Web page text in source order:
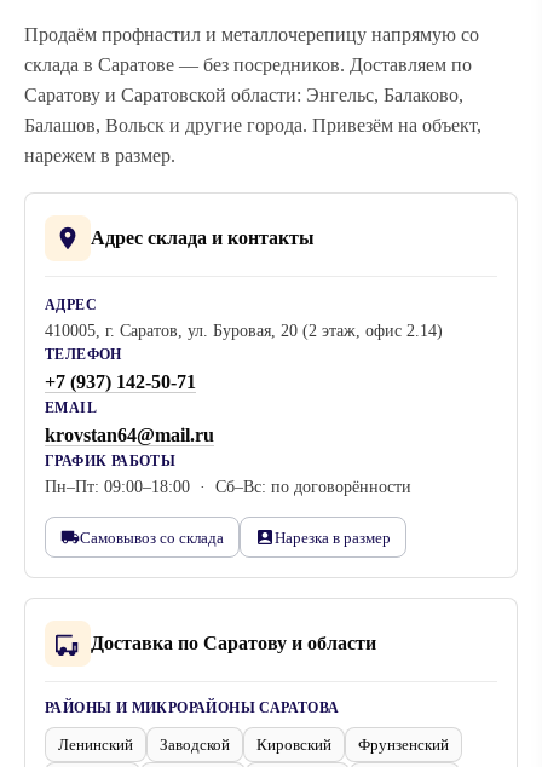
Продаём профнастил и металлочерепицу напрямую со
склада в Саратове — без посредников. Доставляем по
Саратову и Саратовской области: Энгельс, Балаково,
Балашов, Вольск и другие города. Привезём на объект,
нарежем в размер.
Адрес склада и контакты
АДРЕС
410005, г. Саратов, ул. Буровая, 20 (2 этаж, офис 2.14)
ТЕЛЕФОН
+7 (937) 142-50-71
EMAIL
krovstan64@mail.ru
ГРАФИК РАБОТЫ
Пн–Пт: 09:00–18:00 · Сб–Вс: по договорённости
Самовывоз со склада Нарезка в размер
Доставка по Саратову и области
РАЙОНЫ И МИКРОРАЙОНЫ САРАТОВА
Ленинский Заводской Кировский
Фрунзенский